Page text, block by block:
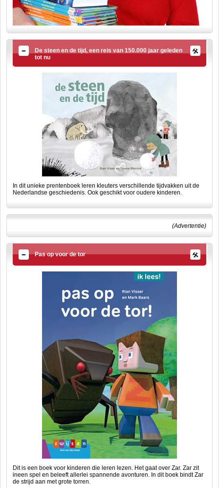
De steen en de tijd, een reis van 150.000 jaar geleden
tot nu
In dit unieke prentenboek leren kleuters verschillende tijdvakken uit de
Nederlandse geschiedenis. Ook geschikt voor oudere kinderen.
(Advertentie)
Pas op voor de tor
Dit is een boek voor kinderen die leren lezen. Het gaat over Zar. Zar zit
ineen spel en beleeft allerlei spannende avonturen. In dit boek bindt Zar
de strijd aan met grote torren.